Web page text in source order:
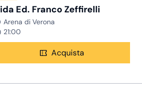
Ed. Franco Zeffirelli
Arena di Verona
21:00
Acquista